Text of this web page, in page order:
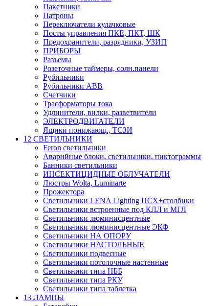
Пакетники
Патроны
Переключатели кулачковые
Посты управления ПКЕ, ПКТ, ШК
Предохранители, разрядники, УЗИП
ПРИБОРЫ
Разъемы
Розеточные таймеры, солн.панели
Рубильники
Рубильники ABB
Счетчики
Трасформаторы тока
Удлинители, вилки, разветвители
ЭЛЕКТРОДВИГАТЕЛИ
Ящики понижающ., ТСЗИ
12 СВЕТИЛЬНИКИ
Feron светильники
Аварийные блоки, светильники, пиктограммы
Банники светильники
ИНСЕКТИЦИДНЫЕ ОБЛУЧАТЕЛИ
Люстры Wolta, Luminarte
Прожектора
Светильники LENA Lighting ПСХ+столбики
Светильники встроенные под КЛЛ и МГЛ
Светильники люминисцентные
Светильники люминисцентные ЭКФ
Светильники НА ОПОРУ
Светильники НАСТОЛЬНЫЕ
Светильники подвесные
Светильники потолочные настенные
Светильники типа НББ
Светильники типа РКУ
Светильники типа таблетка
13 ЛАМПЫ